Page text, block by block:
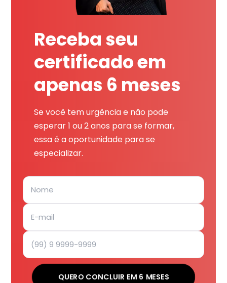
Receba seu
certificado em
apenas 6 meses
Se você tem urgência e não pode
esperar 1 ou 2 anos para se formar,
essa é a oportunidade para se
especializar.
QUERO CONCLUIR EM 6 MESES